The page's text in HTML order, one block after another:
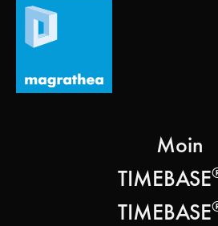
Moin
TIMEBASE
TIMEBASE